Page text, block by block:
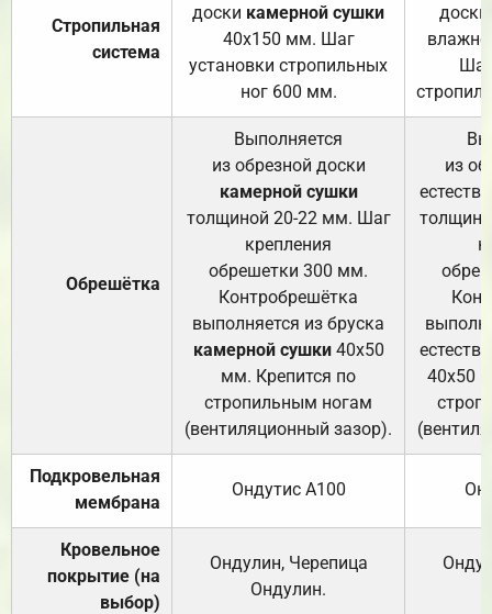
Стропильная
система
доски камерной сушки
40х150 мм. Шаг
установки стропильных
ног 600 мм.
доски
Обрешётка
Выполняется
из обрезной доски
камерной сушки
толщиной 20-22 мм. Шаг
крепления
обрешетки 300 мм.
Контробрешётка
выполняется из бруска
камерной сушки40х50
мм. Крепится по
стропильным ногам
(вентиляционный зазор).
из
40х50
Подкровельная
мембрана
Ондутис А100
Кровельное
покрытие (на
выбор)
Ондулин, Черепица
Ондулин.